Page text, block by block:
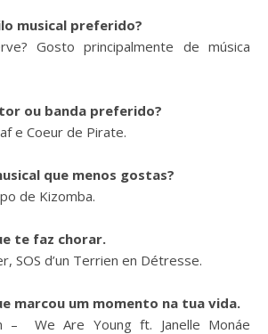
musical preferido?
Gosto principalmente de música
ou banda preferido?
e Coeur de Pirate.
que menos gostas?
de Kizomba.
te faz chorar.
SOS d’un Terrien en Détresse.
marcou um momento na tua vida.
– We Are Young ft. Janelle Monáe